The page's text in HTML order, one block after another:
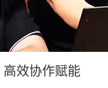
高效协作赋能